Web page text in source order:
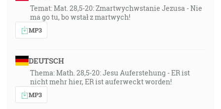
Temat: Mat. 28,5-20: Zmartwychwstanie Jezusa - Nie
ma go tu, bo wstał z martwych!
MP3
DEUTSCH
Thema: Math. 28,5-20: Jesu Auferstehung - ER ist
nicht mehr hier, ER ist auferweckt worden!
MP3